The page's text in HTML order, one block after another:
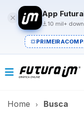
App
10 mil+
Home Busca